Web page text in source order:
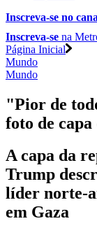
Inscreva-se no
Inscreva-se na
Página Inicial
Mundo
Mundo
"Pior de
foto de
A capa da
Trump
líder norte-
em Gaza